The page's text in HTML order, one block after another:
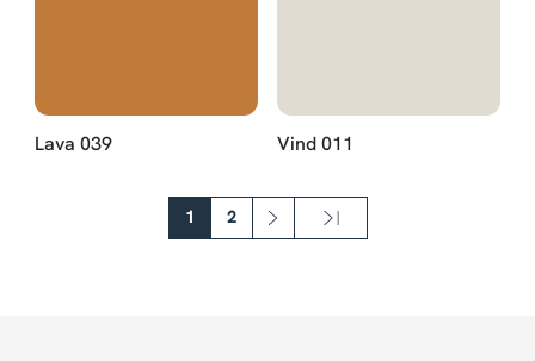
Lava 039 Vind 011
1 2 ››Næste side
Sidste »Sidste side